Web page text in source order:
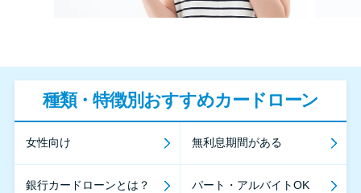
種類・特徴別おすすめカードローン
女性向け 無利息期間がある
銀行カードローンとは？ パート・アルバイトOK